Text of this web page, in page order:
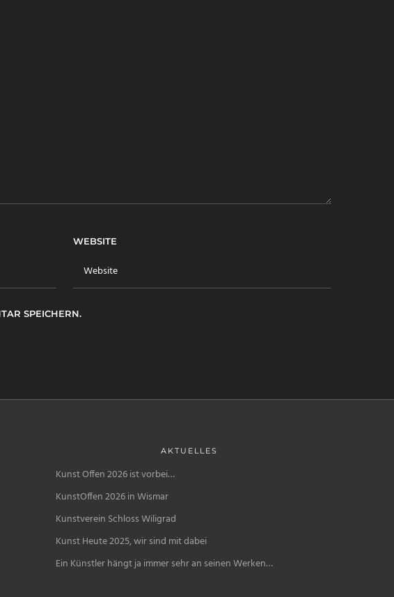
WEBSITE
SPEICHERN.
AKTUELLES
Kunst Offen 2026 ist vorbei…
KunstOffen 2026 in Wismar
Kunstverein Schloss Wiligrad
Kunst Heute 2025, wir sind mit dabei
Ein Künstler hängt ja immer sehr an seinen Werken…